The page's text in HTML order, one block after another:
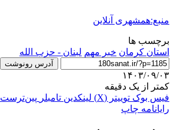
منبع:همشهری آنلاین
برچسب ها
استان کرمان خبر مهم لبنان - حزب الله
آدرس رونوشت
۱۴۰۳/۰۹/۰۳
کمتر از یک دقیقه
فیس بوک توییتر (X) لینکدین ‫تامبلر ‫پین‌ترست
رایانامه چاپ